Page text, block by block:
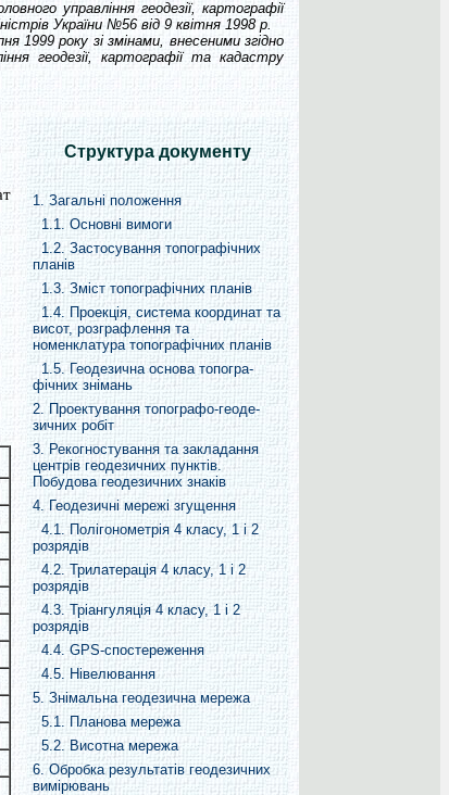
управління геодезії, картографії
України №56 від 9 квітня 1998 р.
1999 року зі змінами, внесеними згідно
геодезії, картографії та кадастру
Структура документу
1. Загальні положення
1.1. Основні вимоги
1.2. Застосування топографічних
планів
1.3. Зміст топографічних планів
1.4. Проекція, система координат та
висот, розграфлення та
номенклатура топографічних планів
1.5. Геодезична основа топогра-
фічних знімань
2. Проектування топографо-геоде-
зичних робіт
3. Рекогностування та закладання
центрів геодезичних пунктів.
Побудова геодезичних знаків
4. Геодезичні мережі згущення
4.1. Полігонометрія 4 класу, 1 і 2
розрядів
4.2. Трилатерація 4 класу, 1 і 2
розрядів
4.3. Тріангуляція 4 класу, 1 і 2
розрядів
4.4. GPS-спостереження
4.5. Нівелювання
5. Знімальна геодезична мережа
5.1. Планова мережа
5.2. Висотна мережа
6. Обробка результатів геодезичних
вимірювань